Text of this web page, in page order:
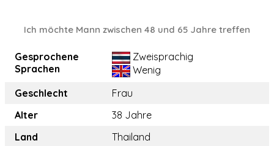
Ich möchte Mann zwischen 48 und 65 Jahre treffen
Gesprochene
Sprachen
Zweisprachig
Wenig
Geschlecht
Frau
Alter
38 Jahre
Land
Thailand